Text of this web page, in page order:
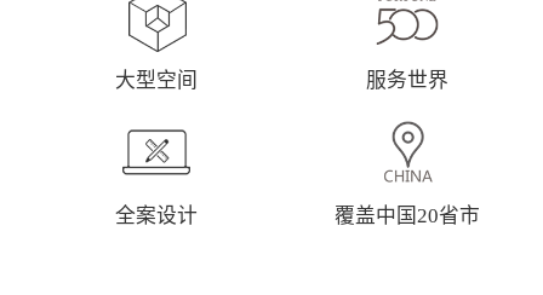
大型空间 服务世界
全案设计 覆盖中国20省市